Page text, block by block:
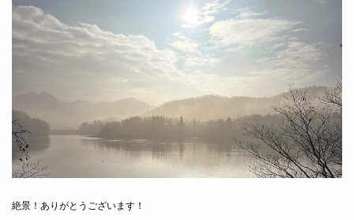
絶景！ありがとうございます！